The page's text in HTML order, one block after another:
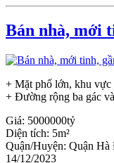
Bán nhà, mới
+ Mặt phố lớn, khu vực
+ Đường rộng ba gác
Giá: 5000000tỷ
Diện tích: 5m²
Quận/Huyện: Quận Hà
14/12/2023